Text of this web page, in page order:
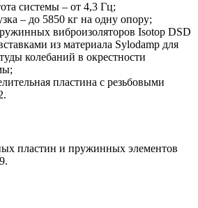
системы – от 4,3 Гц;
– до 5850 кг на одну опору;
виброизоляторов Isotop DSD
из материала Sylodamp для
колебаний в окрестности
пластина с резьбовыми
пластин и пружинных элементов